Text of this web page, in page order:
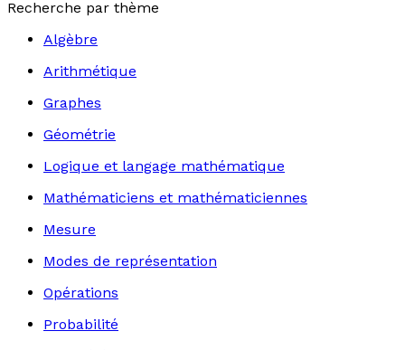
Recherche par thème
Algèbre
Arithmétique
Graphes
Géométrie
Logique et langage mathématique
Mathématiciens et mathématiciennes
Mesure
Modes de représentation
Opérations
Probabilité